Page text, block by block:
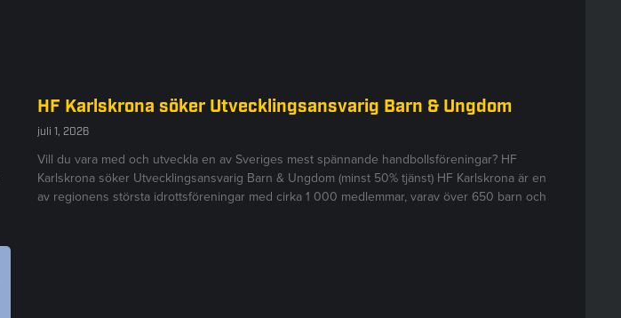
HF Karlskrona söker Utvecklingsansvarig Barn & Ungdom
juli 1, 2026
Vill du vara med och utveckla en av Sveriges mest spännande handbollsföreningar? HF
Karlskrona söker Utvecklingsansvarig Barn & Ungdom (minst 50% tjänst) HF Karlskrona är en
av regionens största idrottsföreningar med cirka 1 000 medlemmar, varav över 650 barn och